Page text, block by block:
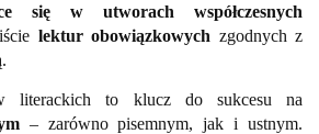
się w utworach współczesnych
lektur obowiązkowych zgodnych z
literackich to klucz do sukcesu na
– zarówno pisemnym, jak i ustnym.